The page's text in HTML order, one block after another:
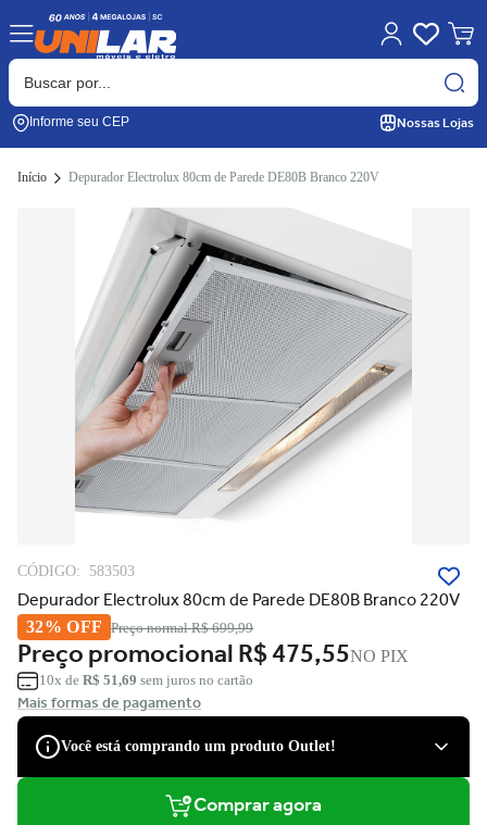
Informe seu CEP Nossas Lojas
Início Depurador Electrolux 80cm de Parede DE80B Branco 220V
CÓDIGO: 583503
Depurador Electrolux 80cm de Parede DE80B Branco 220V
32% OFF Preço normalR$ 699,99
Preço promocionalR$ 475,55NO PIX
10x de R$ 51,69 sem juros no cartão
Mais formas de pagamento
Você está comprando um produto Outlet!
São produtos com desconto de várias marcas, que podem apresentar
Comprar agora